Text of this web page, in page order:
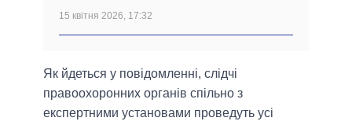
15 квітня 2026, 17:32
Як йдеться у повідомленні, слідчі
правоохоронних органів спільно з
експертними установами проведуть усі